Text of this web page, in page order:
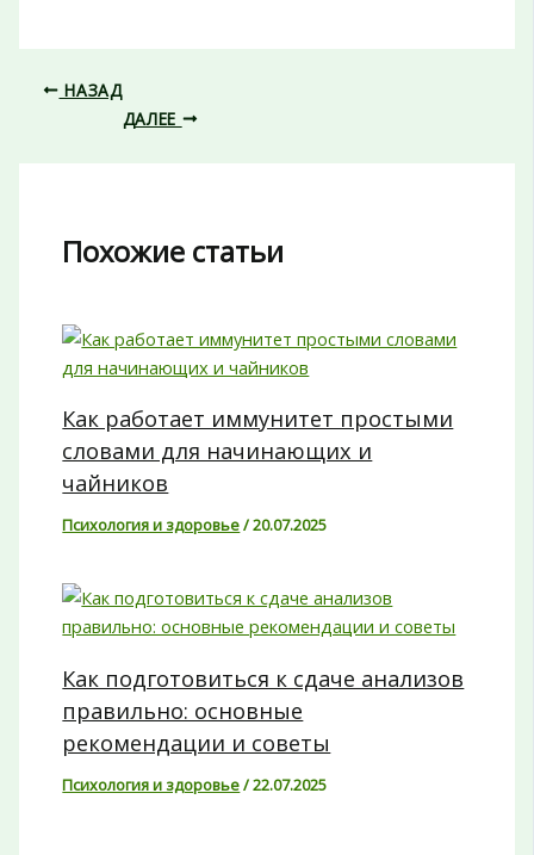
НАЗАД
ДАЛЕЕ
Похожие статьи
Как работает иммунитет простыми
словами для начинающих и
чайников
Психология и здоровье/20.07.2025
Как подготовиться к сдаче анализов
правильно: основные
рекомендации и советы
Психология и здоровье/22.07.2025